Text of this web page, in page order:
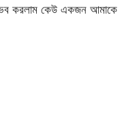
করলাম কেউ একজন আমাকে